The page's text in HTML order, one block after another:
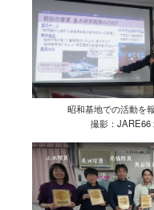
昭和基地での活動を
撮影：JARE66